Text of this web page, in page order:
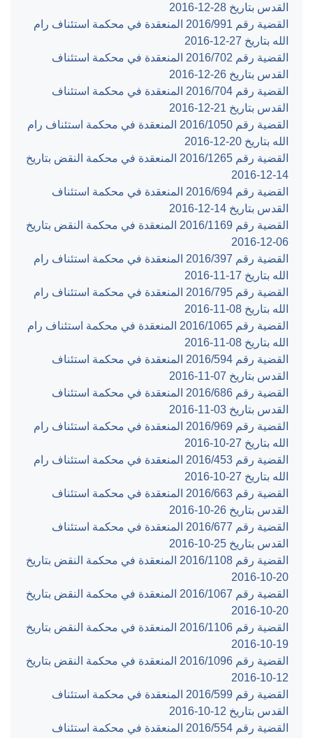
القدس بتاريخ ‎2016-12-28‏
القضية رقم ‎991‏/‎2016‏ المنعقدة في محكمة استئناف رام
الله بتاريخ ‎2016-12-27‏
القضية رقم ‎702‏/‎2016‏ المنعقدة في محكمة استئناف
القدس بتاريخ ‎2016-12-26‏
القضية رقم ‎704‏/‎2016‏ المنعقدة في محكمة استئناف
القدس بتاريخ ‎2016-12-21‏
القضية رقم ‎1050‏/‎2016‏ المنعقدة في محكمة استئناف رام
الله بتاريخ ‎2016-12-20‏
القضية رقم ‎1265‏/‎2016‏ المنعقدة في محكمة النقض بتاريخ
‎2016-12-14‏
القضية رقم ‎694‏/‎2016‏ المنعقدة في محكمة استئناف
القدس بتاريخ ‎2016-12-14‏
القضية رقم ‎1169‏/‎2016‏ المنعقدة في محكمة النقض بتاريخ
‎2016-12-06‏
القضية رقم ‎397‏/‎2016‏ المنعقدة في محكمة استئناف رام
الله بتاريخ ‎2016-11-17‏
القضية رقم ‎795‏/‎2016‏ المنعقدة في محكمة استئناف رام
الله بتاريخ ‎2016-11-08‏
القضية رقم ‎1065‏/‎2016‏ المنعقدة في محكمة استئناف رام
الله بتاريخ ‎2016-11-08‏
القضية رقم ‎594‏/‎2016‏ المنعقدة في محكمة استئناف
القدس بتاريخ ‎2016-11-07‏
القضية رقم ‎686‏/‎2016‏ المنعقدة في محكمة استئناف
القدس بتاريخ ‎2016-11-03‏
القضية رقم ‎969‏/‎2016‏ المنعقدة في محكمة استئناف رام
الله بتاريخ ‎2016-10-27‏
القضية رقم ‎453‏/‎2016‏ المنعقدة في محكمة استئناف رام
الله بتاريخ ‎2016-10-27‏
القضية رقم ‎663‏/‎2016‏ المنعقدة في محكمة استئناف
القدس بتاريخ ‎2016-10-26‏
القضية رقم ‎677‏/‎2016‏ المنعقدة في محكمة استئناف
القدس بتاريخ ‎2016-10-25‏
القضية رقم ‎1108‏/‎2016‏ المنعقدة في محكمة النقض بتاريخ
‎2016-10-20‏
القضية رقم ‎1067‏/‎2016‏ المنعقدة في محكمة النقض بتاريخ
‎2016-10-20‏
القضية رقم ‎1106‏/‎2016‏ المنعقدة في محكمة النقض بتاريخ
‎2016-10-19‏
القضية رقم ‎1096‏/‎2016‏ المنعقدة في محكمة النقض بتاريخ
‎2016-10-12‏
القضية رقم ‎599‏/‎2016‏ المنعقدة في محكمة استئناف
القدس بتاريخ ‎2016-10-12‏
القضية رقم ‎554‏/‎2016‏ المنعقدة في محكمة استئناف